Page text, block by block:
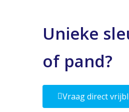
Unieke
of pand?
Vraag direct